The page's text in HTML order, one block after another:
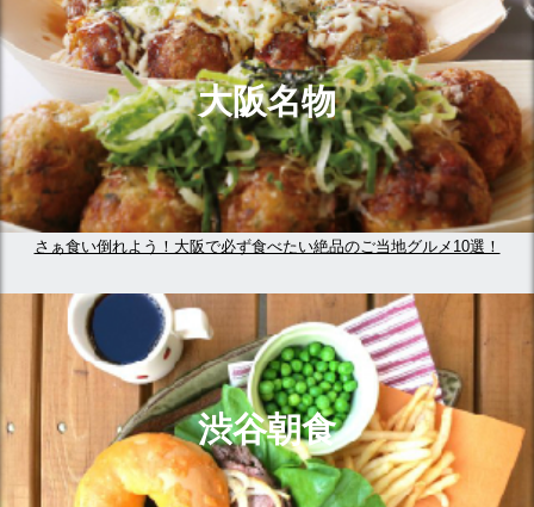
大阪名物
さぁ食い倒れよう！大阪で必ず食べたい絶品のご当地グルメ10選！
渋谷朝食